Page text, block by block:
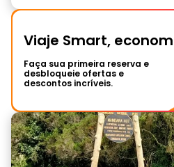
Viaje Smart,
Faça sua primeira reserva e
desbloqueie ofertas e
descontos incríveis.